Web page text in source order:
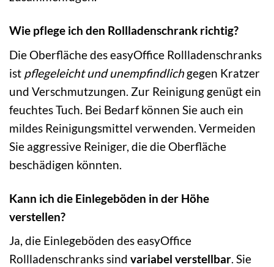
Wie pflege ich den Rollladenschrank richtig?
Die Oberfläche des easyOffice Rollladenschranks
ist pflegeleicht und unempfindlichgegen Kratzer
und Verschmutzungen. Zur Reinigung genügt ein
feuchtes Tuch. Bei Bedarf können Sie auch ein
mildes Reinigungsmittel verwenden. Vermeiden
Sie aggressive Reiniger, die die Oberfläche
beschädigen könnten.
Kann ich die Einlegeböden in der Höhe
verstellen?
Ja, die Einlegeböden des easyOffice
Rollladenschranks sind variabel verstellbar. Sie